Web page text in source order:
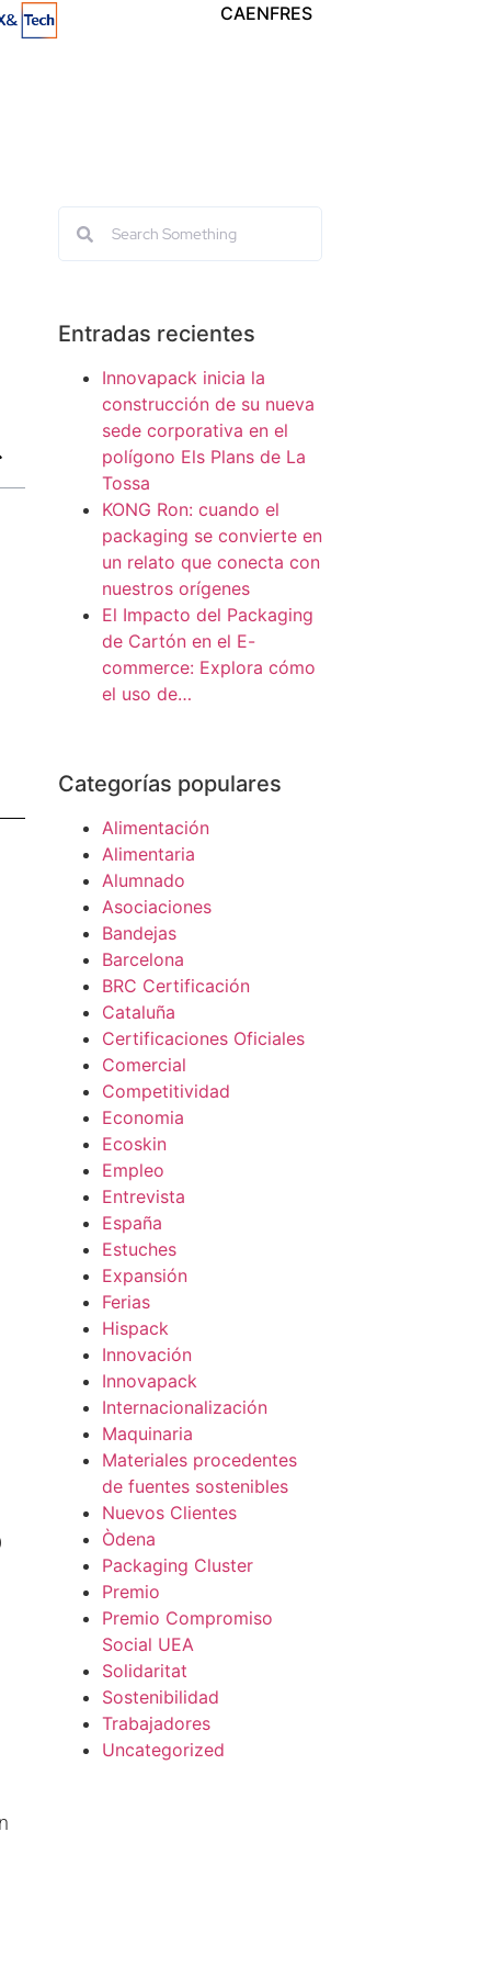
CAENFRES
Entradas recientes
Innovapack inicia la
construcción de su nueva
sede corporativa en el
polígono Els Plans de La
Tossa
KONG Ron: cuando el
packaging se convierte en
un relato que conecta con
nuestros orígenes
El Impacto del Packaging
de Cartón en el E-
commerce: Explora cómo
el uso de…
Categorías populares
Alimentación
Alimentaria
Alumnado
Asociaciones
Bandejas
Barcelona
BRC Certificación
Cataluña
Certificaciones Oficiales
Comercial
Competitividad
Economia
Ecoskin
Empleo
Entrevista
España
Estuches
Expansión
Ferias
Hispack
Innovación
Innovapack
Internacionalización
Maquinaria
Materiales procedentes
de fuentes sostenibles
Nuevos Clientes
Òdena
Packaging Cluster
Premio
Premio Compromiso
Social UEA
Solidaritat
Sostenibilidad
Trabajadores
Uncategorized